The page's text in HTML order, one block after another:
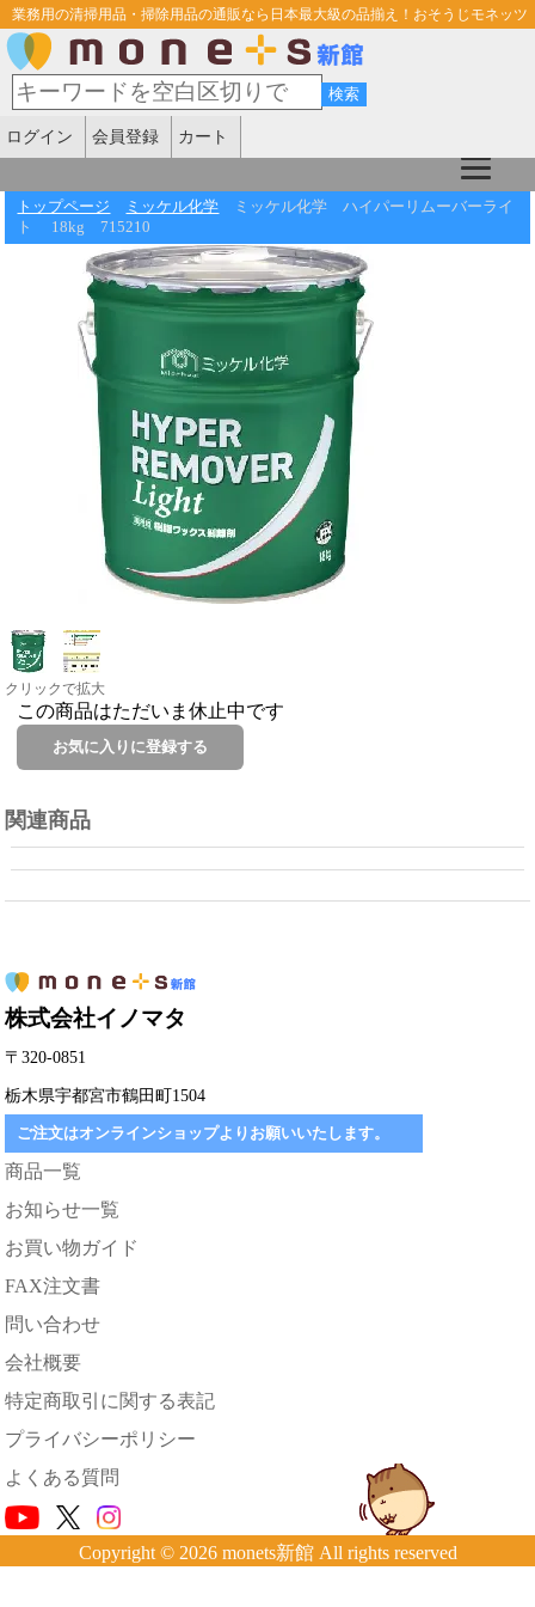
業務用の清掃用品・掃除用品の通販なら日本最大級の品揃え！おそうじモネッツ
ログイン 会員登録 カート
トップページ ミッケル化学
ミッケル化学 ハイパーリムーバーライ
ト 18kg 715210
クリックで拡大
この商品はただいま休止中です
関連商品
株式会社イノマタ
〒320-0851
栃木県宇都宮市鶴田町1504
ご注文はオンラインショップよりお願いいたします。
商品一覧
お知らせ一覧
お買い物ガイド
FAX注文書
問い合わせ
会社概要
特定商取引に関する表記
プライバシーポリシー
よくある質問
Copyright © 2026 monets新館 All rights reserved